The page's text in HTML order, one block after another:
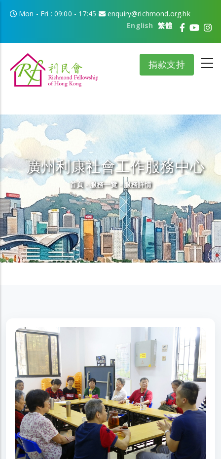
Mon - Fri : 09:00 - 17:45
enquiry@richmond.org.hk
繁體
English
捐款支持
廣州利康社會工作服務中心
導航連結
首頁 -服務一覽 -服務詳情